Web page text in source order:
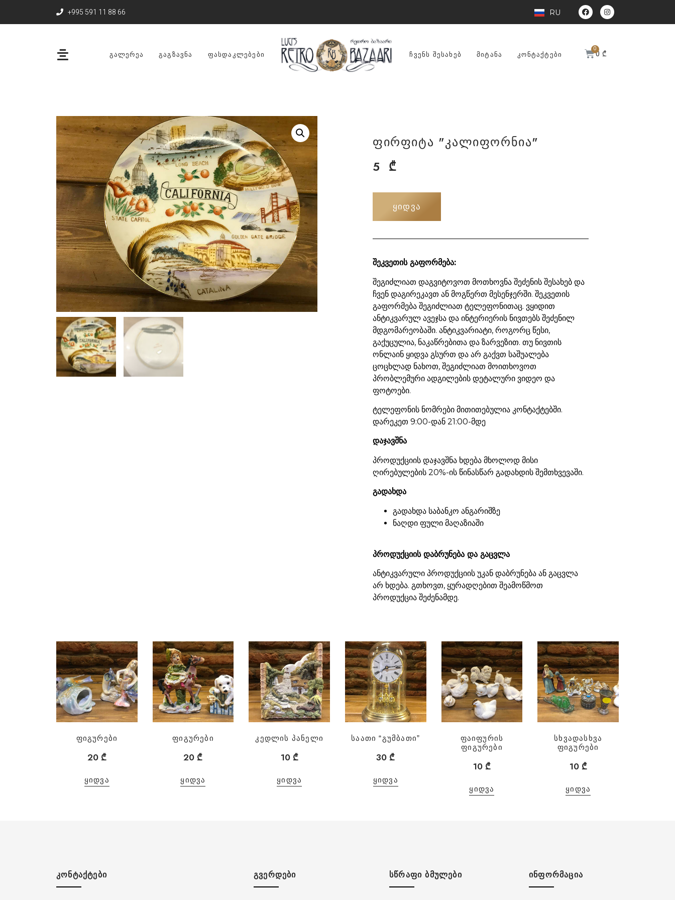
+995 591 11 88 66 RU
ᲒᲐᲚᲔᲠᲔᲐ ᲒᲐᲒᲖᲐᲕᲜᲐ ᲤᲐᲡᲓᲐᲙᲚᲔᲑᲔᲑᲘ ᲩᲕᲔᲜᲡ ᲨᲔᲡᲐᲮᲔᲑ ᲛᲘᲢᲐᲜᲐ ᲙᲝᲜᲢᲐᲥᲢᲔᲑᲘ 0₾
ფირფიტა "კალიფორნია"
5 ₾
ᲧᲘᲓᲕᲐ
შეკვეთის გაფორმება:
შეგიძლიათ დაგვიტოვოთ მოთხოვნა შეძენის შესახებ და
ჩვენ დაგირეკავთ ან მოგწერთ მესენჯერში. შეკვეთის
გაფორმება შეგიძლიათ ტელეფონითაც. ვყიდით
ანტიკვარულ ავეჯსა და ინტერიერის ნივთებს შეძენილ
მდგომარეობაში. ანტიკვარიატი, როგორც წესი,
გაქუცულია, ნაკაწრებითა და ზარვეზით. თუ ნივთის
ონლაინ ყიდვა გსურთ და არ გაქვთ საშუალება
ცოცხლად ნახოთ, შეგიძლიათ მოითხოვოთ
პრობლემური ადგილების დეტალური ვიდეო და
ფოტოები.
ტელეფონის ნომრები მითითებულია კონტაქტებში.
დარეკეთ 9:00-დან 21:00-მდე
დაჯავშნა
პროდუქციის დაჯავშნა ხდება მხოლოდ მისი
ღირებულების 20%-ის წინასწარ გადახდის შემთხვევაში.
გადახდა
გადახდა საბანკო ანგარიშზე
ნაღდი ფული მაღაზიაში
პროდუქციის დაბრუნება და გაცვლა
ანტიკვარული პროდუქციის უკან დაბრუნება ან გაცვლა
არ ხდება. გთხოვთ, ყურადღებით შეამოწმოთ
პროდუქცია შეძენამდე.
ფიგურები
20 ₾
ᲧᲘᲓᲕᲐ
ფიგურები
20 ₾
ᲧᲘᲓᲕᲐ
კედლის პანელი
10 ₾
ᲧᲘᲓᲕᲐ
საათი “გუმბათი”
30 ₾
ᲧᲘᲓᲕᲐ
ფაიფურის
ფიგურები
10 ₾
ᲧᲘᲓᲕᲐ
სხვადასხვა
ფიგურები
10 ₾
ᲧᲘᲓᲕᲐ
ᲙᲝᲜᲢᲐᲥᲢᲔᲑᲘ ᲒᲕᲔᲠᲓᲔᲑᲘ ᲡᲬᲠᲐᲤᲘ ᲑᲛᲣᲚᲔᲑᲘ ᲘᲜᲤᲝᲠᲛᲐᲪᲘᲐ